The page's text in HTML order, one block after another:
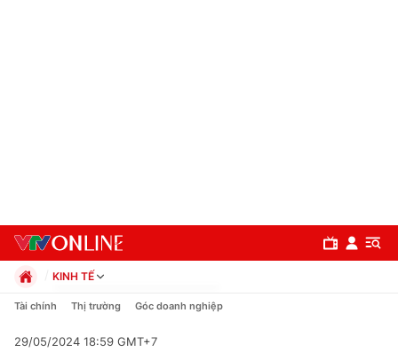
KINH TẾ
Chính trị
Pháp luật
Tài chính Thị trường Góc doanh nghiệp
29/05/2024 18:59 GMT+7